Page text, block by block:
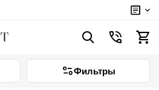
Фильтры